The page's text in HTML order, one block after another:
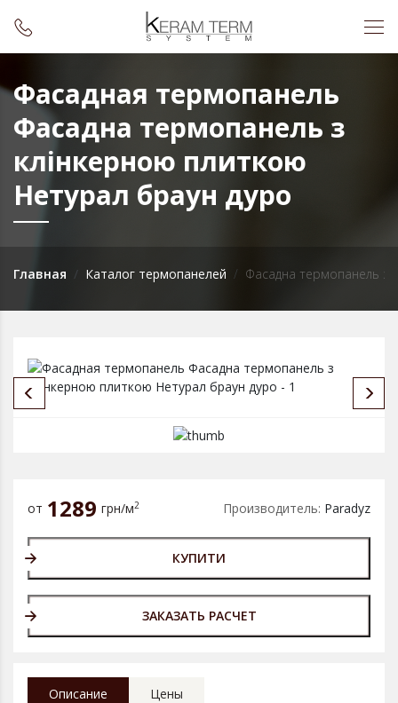
Фасадная термопанель
Фасадна термопанель з
клінкерною плиткою
Нетурал браун дуро
Главная Каталог термопанелей Фасадна термопанель з
от 1289 грн/м2 Производитель: Paradyz
КУПИТИ
ЗАКАЗАТЬ РАСЧЕТ
Описание Цены